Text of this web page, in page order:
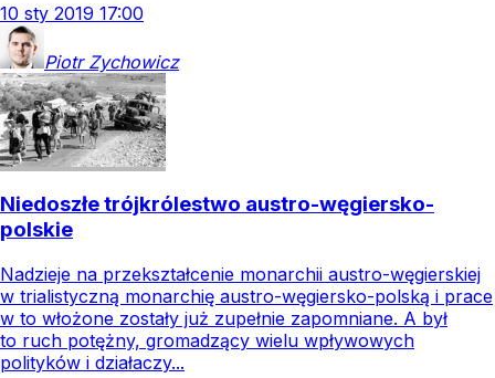
10 sty 2019 17:00
Piotr Zychowicz
Niedoszłe trójkrólestwo austro-węgiersko-
polskie
Nadzieje na przekształcenie monarchii austro-węgierskiej
w trialistyczną monarchię austro-węgiersko-polską i prace
w to włożone zostały już zupełnie zapomniane. A był
to ruch potężny, gromadzący wielu wpływowych
polityków i działaczy...